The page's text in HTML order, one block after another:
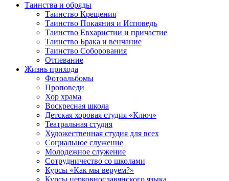
Таинства и обряды
Таинство Крещения
Таинство Покаяния и Исповедь
Таинство Евхаристии и причастие
Таинство Брака и венчание
Таинство Соборования
Отпевание
Жизнь прихода
Фотоальбомы
Проповеди
Хор храма
Воскресная школа
Детская хоровая студия «Ключ»
Театральная студия
Х​удожественная студия для всех
Социальное служение
Молодежное служение
Сотрудничество со школами
Курсы «Как мы веруем?»
Курсы церковнославянского языка